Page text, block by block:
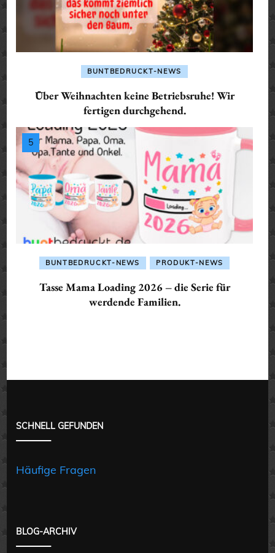
BUNTBEDRUCKT-NEWS
Über Weihnachten keine Betriebsruhe! Wir
fertigen durchgehend.
BUNTBEDRUCKT-NEWS PRODUKT-NEWS
Tasse Mama Loading 2026 – die Serie für
werdende Familien.
SCHNELL GEFUNDEN
Häufige Fragen
BLOG-ARCHIV